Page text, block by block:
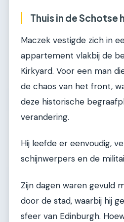
Thuis in de
Maczek vestigde zich in
appartement vlakbij de
Kirkyard. Voor een man
de chaos van het front,
deze historische
verandering.
Hij leefde er eenvoudig,
schijnwerpers en de
Zijn dagen waren gevuld
door de stad, waarbij hij
sfeer van Edinburgh.